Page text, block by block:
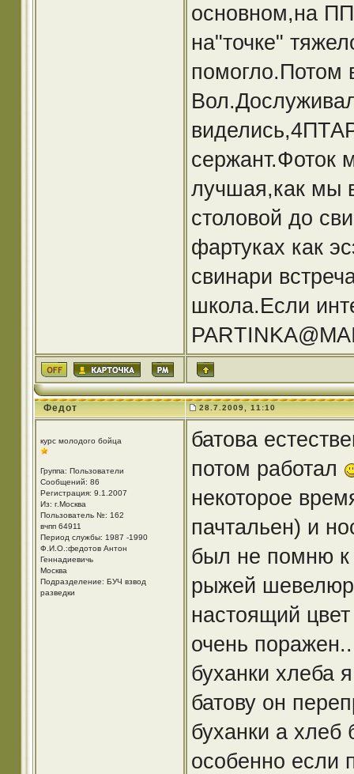
основном,на
на"точке"
помогло.Потом
сержант.Фоток
лучшая,как мы
столовой до
фартуках как
свинари
школа.Если
Федот 28.7.2009, 11:10
курс молодого бойца
Группа: Пользователи
Сообщений: 86
Регистрация: 9.1.2007
Из: г.Москва
Пользователь №: 162
вчпп 64911
Период службы: 1987 -1990
Ф.И.О.:федотов Антон
Геннадиевичь
Москва
Подразделение: БУЧ взвод
разведки
батова
потом работал
некоторое
пачтальен) и
был не помню
рыжей
настоящий
очень
буханки хлеба
батову он
буханки а хлеб
особенно если